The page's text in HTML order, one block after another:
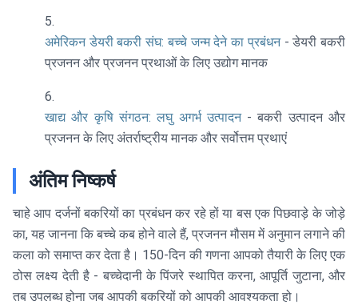
अमेरिकन डेयरी बकरी संघ: बच्चे जन्म देने का प्रबंधन- डेयरी बकरी
प्रजनन और प्रजनन प्रथाओं के लिए उद्योग मानक
खाद्य और कृषि संगठन: लघु अगर्भ उत्पादन- बकरी उत्पादन और
प्रजनन के लिए अंतर्राष्ट्रीय मानक और सर्वोत्तम प्रथाएं
अंतिम निष्कर्ष
चाहे आप दर्जनों बकरियों का प्रबंधन कर रहे हों या बस एक पिछवाड़े के जोड़े
का, यह जानना कि बच्चे कब होने वाले हैं, प्रजनन मौसम में अनुमान लगाने की
कला को समाप्त कर देता है। 150-दिन की गणना आपको तैयारी के लिए एक
ठोस लक्ष्य देती है - बच्चेदानी के पिंजरे स्थापित करना, आपूर्ति जुटाना, और
तब उपलब्ध होना जब आपकी बकरियों को आपकी आवश्यकता हो।